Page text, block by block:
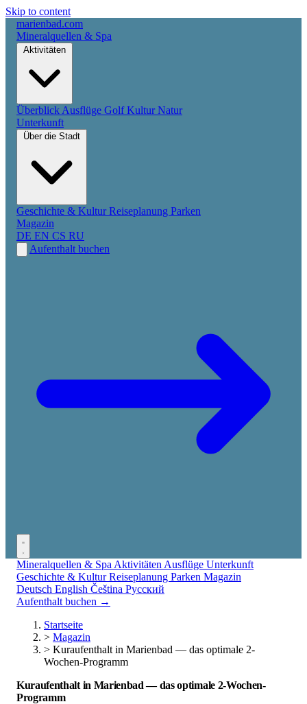
Skip to content
marienbad.com
Mineralquellen & Spa
Überblick Ausflüge GolfKulturNatur
Unterkunft
Geschichte & KulturReiseplanung Parken
Magazin
DE EN CS RU
Aufenthalt buchen
Mineralquellen & Spa Aktivitäten Ausflüge Unterkunft
Geschichte & KulturReiseplanung Parken Magazin
Deutsch English Čeština Русский
Aufenthalt buchen →
Startseite
> Magazin
> Kuraufenthalt in Marienbad — das optimale 2-
Wochen-Programm
Kuraufenthalt in Marienbad — das optimale 2-Wochen-
Programm